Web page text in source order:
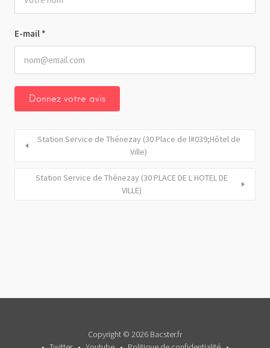
E-mail *
Station Service de Thénezay (30 Place de l#039;Hôtel de
Ville)
Station Service de Thénezay (30 PLACE DE L HOTEL DE
VILLE)
Copyright © 2026 Bacster.fr